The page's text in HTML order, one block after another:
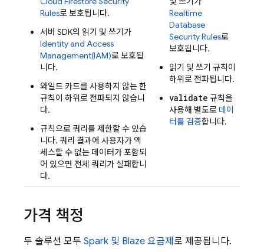
Rules로 보호됩니다.
서버 SDK의 읽기 및 쓰기가
Identity and Access
Management(IAM)로 보호됩
니다.
와일드 카드를 사용하지 않는 한
규칙이 하위로 전파되지 않습니
다.
규칙으로 쿼리를 제한할 수 있습
니다. 쿼리 결과에 사용자가 액
세스할 수 없는 데이터가 포함되
어 있으면 전체 쿼리가 실패합니
다.
Realtime
Database
Security Rules로
보호됩니다.
읽기 및 쓰기 규칙이
하위로 전파됩니다.
validate 규칙을
사용해 별도로 데이
터를 검증합니다.
가격 책정
두 솔루션 모두 Spark 및 Blaze 요금제 로 제공됩니다.